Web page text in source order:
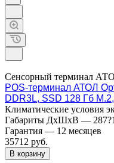
Сенсорный терминал
POS-терминал АТОЛ
DDR3L, SSD 128 Гб
Климатические условия
Габариты ДхШхВ —
Гарантия — 12 месяцев
35712 руб.
В корзину